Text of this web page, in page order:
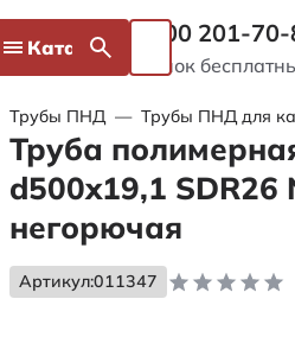
Каталог 8 800 201-
Звонок
Трубы ПНД — Трубы ПНД для
Труба
d500x19,1 SDR26
негорючая
Артикул:011347